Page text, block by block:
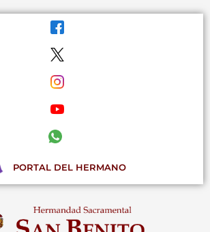
PORTAL DEL HERMANO